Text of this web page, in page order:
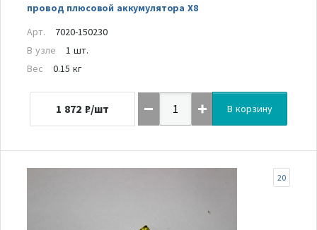
провод плюсовой аккумулятора Х8
Арт.
7020-150230
В узле
1 шт.
Вес
0.15 кг
1 872 ₽/шт В корзину
20